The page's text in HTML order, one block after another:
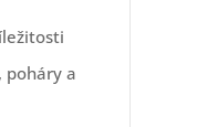
poháry a